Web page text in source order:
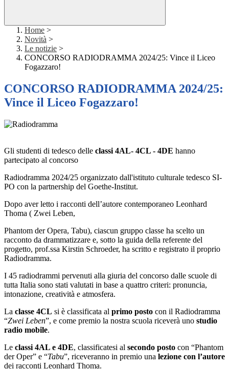
Home >
Novità >
Le notizie >
CONCORSO RADIODRAMMA 2024/25: Vince il Liceo
Fogazzaro!
CONCORSO RADIODRAMMA 2024/25:
Vince il Liceo Fogazzaro!
Gli studenti di tedesco delle classi 4AL- 4CL - 4DE hanno
partecipato al concorso
Radiodramma 2024/25 organizzato dall'istituto culturale tedesco SI-
PO con la partnership del Goethe-Institut.
Dopo aver letto i racconti dell’autore contemporaneo Leonhard
Thoma ( Zwei Leben,
Phantom der Opera, Tabu), ciascun gruppo classe ha scelto un
racconto da drammatizzare e, sotto la guida della referente del
progetto, prof.ssa Kirstin Schroeder, ha scritto e registrato il proprio
Radiodramma.
I 45 radiodrammi pervenuti alla giuria del concorso dalle scuole di
tutta Italia sono stati valutati in base a quattro criteri: pronuncia,
intonazione, creatività e atmosfera.
La classe 4CL si è classificata al primo posto con il Radiodramma
“Zwei Leben”, e come premio la nostra scuola riceverà uno studio
radio mobile.
Le classi 4AL e 4DE, classificatesi al secondo posto con “Phantom
der Oper” e “Tabu”, riceveranno in premio una lezione con l’autore
dei racconti Leonhard Thoma.